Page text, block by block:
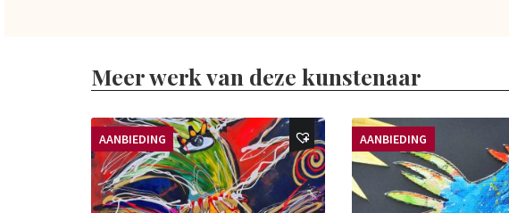
Meer werk van deze kunstenaar
AANBIEDING AANBIEDING